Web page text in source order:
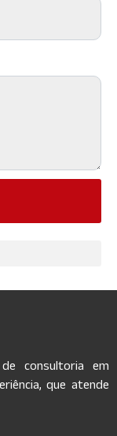
consultoria em
que atende